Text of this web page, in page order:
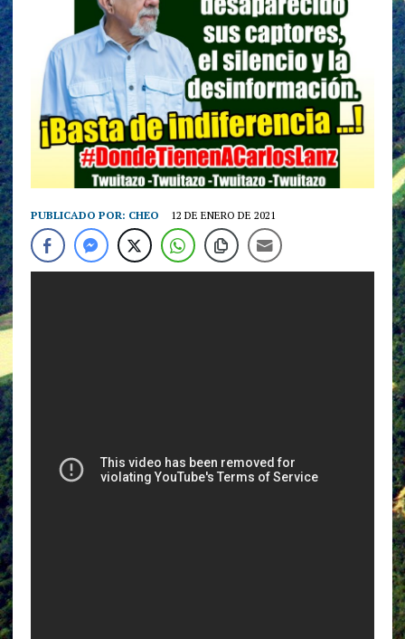
PUBLICADO POR: CHEO 12 DE ENERO DE 2021